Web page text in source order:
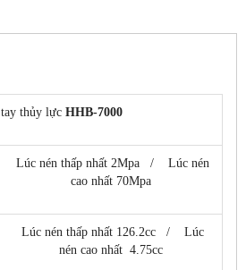
thủy lực HHB-7000
Lúc nén thấp nhất 2Mpa / Lúc nén
cao nhất 70Mpa
Lúc nén thấp nhất 126.2cc / Lúc
nén cao nhất 4.75cc